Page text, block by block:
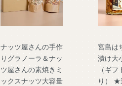
ナッツ屋さんの手作
りグラノーラ＆ナッ
ツ屋さんの素焼きミ
ックスナッツ大容量
宮島は
漬け大
（ギ
り） ★